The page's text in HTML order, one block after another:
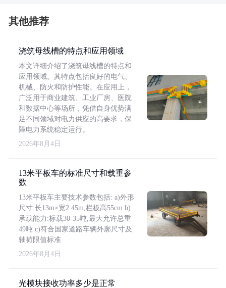
其他推荐
浇筑母线槽的特点和应用领域
本文详细介绍了浇筑母线槽的特点和
应用领域。其特点包括良好的电气、
机械、防火和防护性能。在应用上，
广泛用于商业建筑、工业厂房、医院
和数据中心等场所，凭借自身优势满
足不同领域对电力供应的高要求，保
障电力系统稳定运行。
2026年8月4日
13米平板车的标准尺寸和载重参
数
13米平板车主要技术参数包括: a)外形
尺寸:长13m×宽2.45m,栏板高55cm b)
承载能力:标载30-35吨,最大允许总重
49吨 c)符合国家道路车辆外廓尺寸及
轴荷限值标准
2026年8月4日
光模块接收功率多少是正常